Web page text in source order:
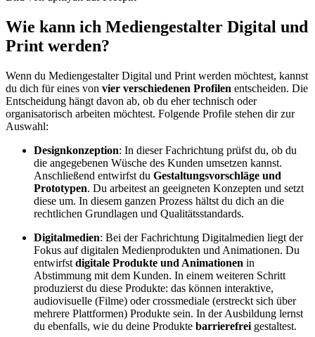
Wie kann ich Mediengestalter Digital und
Print werden?
Wenn du Mediengestalter Digital und Print werden möchtest, kannst
du dich für eines von vier verschiedenen Profilen entscheiden. Die
Entscheidung hängt davon ab, ob du eher technisch oder
organisatorisch arbeiten möchtest. Folgende Profile stehen dir zur
Auswahl:
Designkonzeption: In dieser Fachrichtung prüfst du, ob du
die angegebenen Wüsche des Kunden umsetzen kannst.
Anschließend entwirfst du Gestaltungsvorschläge und
Prototypen. Du arbeitest an geeigneten Konzepten und setzt
diese um. In diesem ganzen Prozess hältst du dich an die
rechtlichen Grundlagen und Qualitätsstandards.
Digitalmedien: Bei der Fachrichtung Digitalmedien liegt der
Fokus auf digitalen Medienprodukten und Animationen. Du
entwirfst digitale Produkte und Animationen in
Abstimmung mit dem Kunden. In einem weiteren Schritt
produzierst du diese Produkte: das können interaktive,
audiovisuelle (Filme) oder crossmediale (erstreckt sich über
mehrere Plattformen) Produkte sein. In der Ausbildung lernst
du ebenfalls, wie du deine Produkte barrierefrei gestaltest.